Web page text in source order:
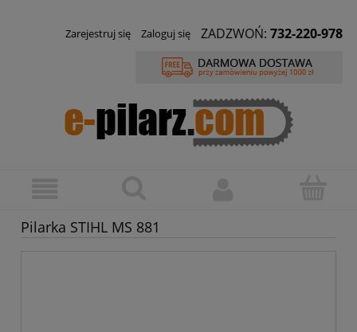
Zarejestruj się Zaloguj się ZADZWOŃ: 732-220-978
Pilarka STIHL MS 881